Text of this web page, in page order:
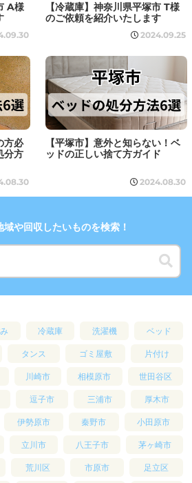
A様
【冷蔵庫】神奈川県平塚市 T様
のご依頼を紹介いたします
2024.09.25
方必
分方
【平塚市】意外と知らない！ベ
ッドの正しい捨て方ガイド
2024.08.30
域や回収したいものを検索！
冷蔵庫 洗濯機 ベッド
タンス ゴミ屋敷 片付け
川崎市 相模原市 世田谷区
逗子市 三浦市 厚木市
伊勢原市 秦野市 小田原市
立川市 八王子市 茅ヶ崎市
荒川区 市原市 足立区